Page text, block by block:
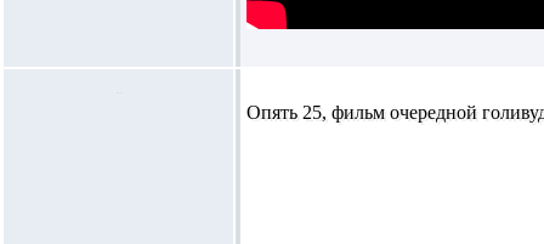
Опять 25, фильм очередной